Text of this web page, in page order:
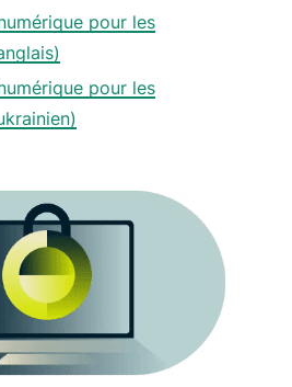
pour les
pour les